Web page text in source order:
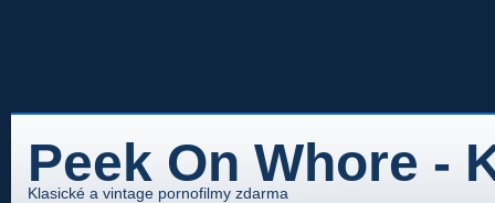
Peek On Whore -
Klasické a vintage pornofilmy zdarma